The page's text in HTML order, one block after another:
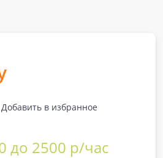
Добавить в избранное
до 2500 р/час